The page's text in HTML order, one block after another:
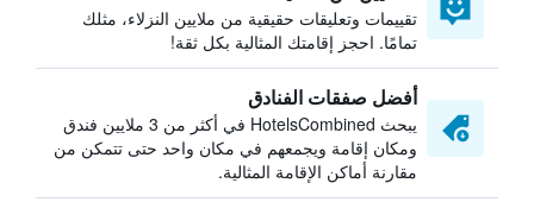
تقييمات وتعليقات حقيقية من ملايين النزلاء، مثلك
تمامًا. احجز إقامتك المثالية بكل ثقة!
أفضل صفقات الفنادق
يبحث HotelsCombined في أكثر من 3 ملايين فندق
ومكان إقامة ويجمعهم في مكان واحد حتى تتمكن من
مقارنة أماكن الإقامة المثالية.